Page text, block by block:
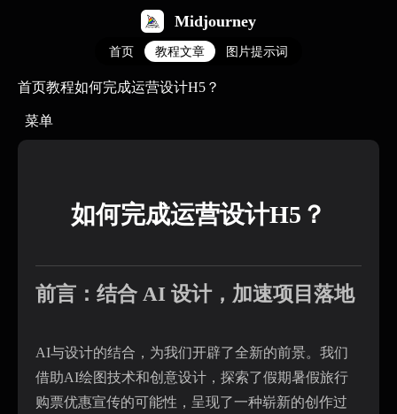
Midjourney
首页 教程文章 图片提示词
首页教程如何完成运营设计H5？
菜单
如何完成运营设计H5？
前言：结合 AI 设计，加速项目落地
AI与设计的结合，为我们开辟了全新的前景。我们
借助AI绘图技术和创意设计，探索了假期暑假旅行
购票优惠宣传的可能性，呈现了一种崭新的创作过